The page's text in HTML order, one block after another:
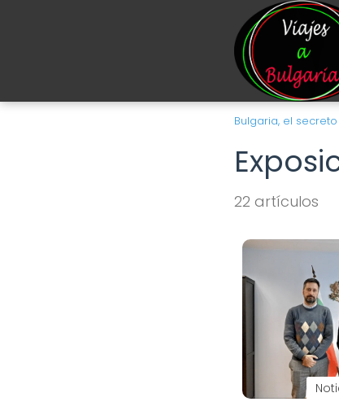
Bulgaria, el
22 artículos